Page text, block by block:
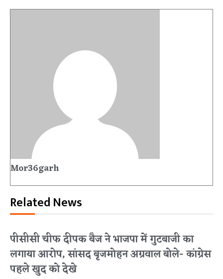
Mor36garh
Related News
पीसीसी चीफ दीपक बैज ने भाजपा में गुटबाजी का
लगाया आरोप, सांसद बृजमोहन अग्रवाल बोले- कांग्रेस
पहले खुद को देखे